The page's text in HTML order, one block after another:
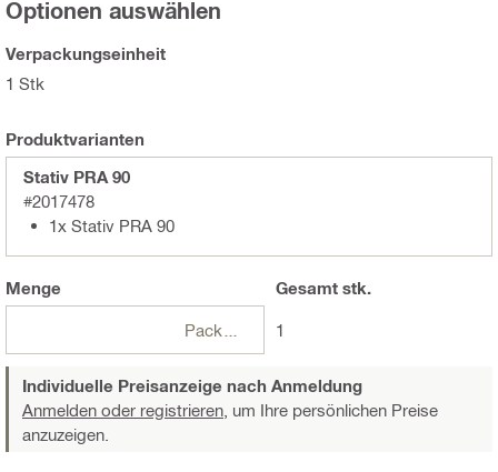
Optionen auswählen
Verpackungseinheit
1 Stk
Produktvarianten
Stativ PRA 90
#2017478
1x Stativ PRA 90
Menge
Packungen
Gesamtstk.
1
Individuelle Preisanzeige nach Anmeldung
Anmelden oder registrieren, um Ihre persönlichen Preise
anzuzeigen.